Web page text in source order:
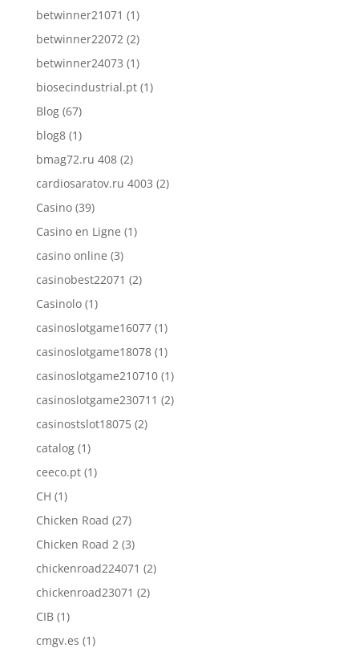
betwinner21071 (1)
betwinner22072(2)
betwinner24073 (1)
biosecindustrial.pt(1)
Blog(67)
blog8(1)
bmag72.ru 408(2)
cardiosaratov.ru 4003 (2)
Casino(39)
Casino en Ligne (1)
casino online (3)
casinobest22071 (2)
Casinolo(1)
casinoslotgame16077(1)
casinoslotgame18078(1)
casinoslotgame210710(1)
casinoslotgame230711 (2)
casinostslot18075(2)
catalog(1)
ceeco.pt(1)
CH (1)
Chicken Road (27)
Chicken Road 2(3)
chickenroad224071 (2)
chickenroad23071 (2)
CIB(1)
cmgv.es (1)